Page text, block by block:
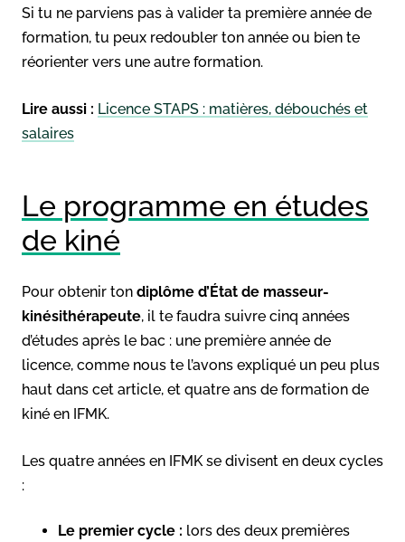
Si tu ne parviens pas à valider ta première année de
formation, tu peux redoubler ton année ou bien te
réorienter vers une autre formation.
Lire aussi : Licence STAPS : matières, débouchés et
salaires
Le programme en études
de kiné
Pour obtenir ton diplôme d’État de masseur-
kinésithérapeute, il te faudra suivre cinq années
d’études après le bac : une première année de
licence, comme nous te l’avons expliqué un peu plus
haut dans cet article, et quatre ans de formation de
kiné en IFMK.
Les quatre années en IFMK se divisent en deux cycles
:
Le premier cycle : lors des deux premières